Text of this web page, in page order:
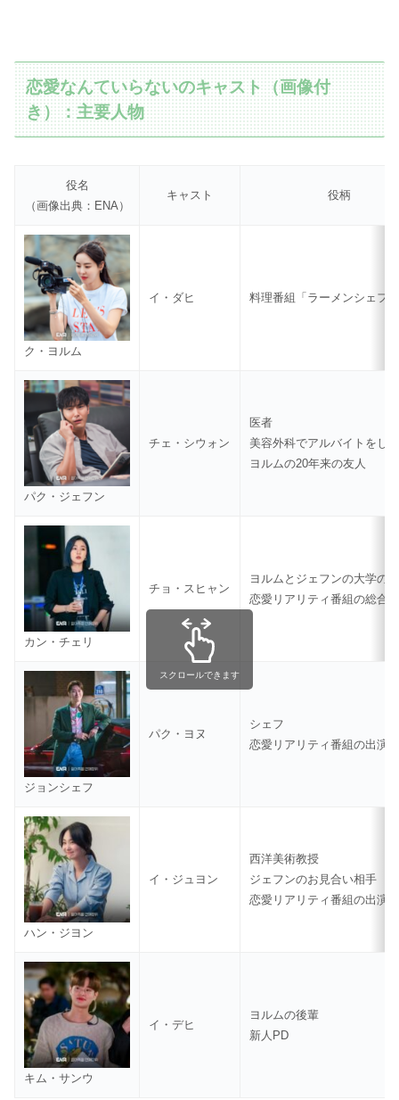
恋愛なんていらないのキャスト（画像付
き）：主要人物
役名
（画像出典：ENA）
キャスト 役柄
ク・ヨルム
イ・ダヒ 料理番組「ラーメンシェフ
パク・ジェフン
チェ・シウォン
医者
美容外科でアルバイトをし
ヨルムの20年来の友人
カン・チェリ
チョ・スヒャン
ヨルムとジェフンの大学の
恋愛リアリティ番組の総合
ジョンシェフ
パク・ヨヌ
シェフ
恋愛リアリティ番組の出演
ハン・ジヨン
イ・ジュヨン
西洋美術教授
ジェフンのお見合い相手
恋愛リアリティ番組の出演
キム・サンウ
イ・デヒ
ヨルムの後輩
新人PD
スクロールできます